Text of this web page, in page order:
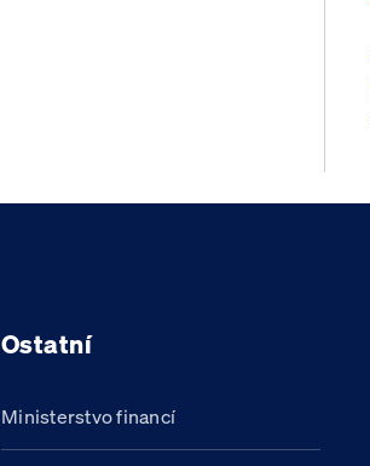
Ostatní
Ministerstvo financí